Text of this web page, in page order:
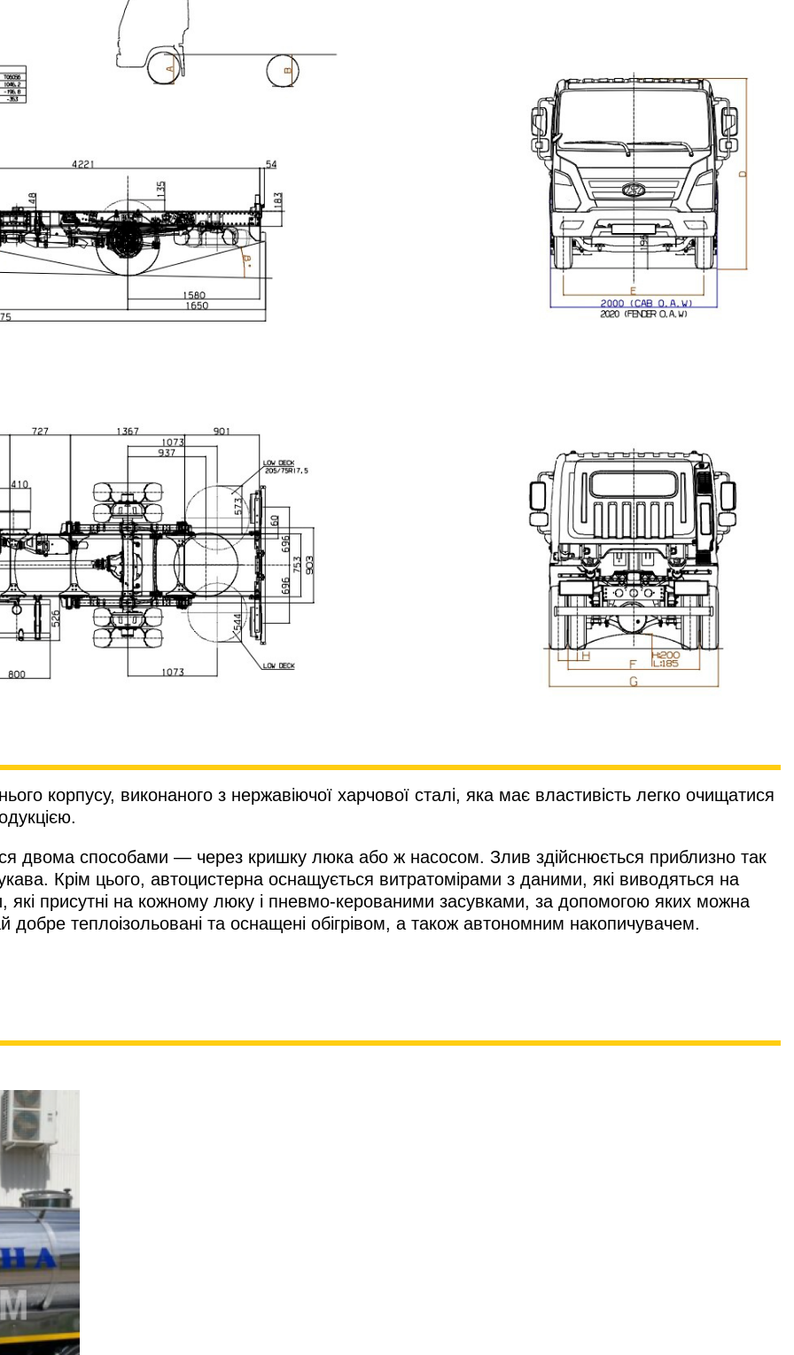
корпусу, виконаного з нержавіючої харчової сталі, яка має властивість легко очищатися
двома способами — через кришку люка або ж насосом. Злив здійснюється приблизно так
Крім цього, автоцистерна оснащується витратомірами з даними, які виводяться на
присутні на кожному люку і пневмо-керованими засувками, за допомогою яких можна
добре теплоізольовані та оснащені обігрівом, а також автономним накопичувачем.